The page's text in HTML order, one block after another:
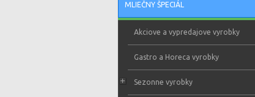
MLIEČNY ŠPECIÁL
Akciove a vypredajove vyrobky
Gastro a Horeca vyrobky
Sezonne vyrobky